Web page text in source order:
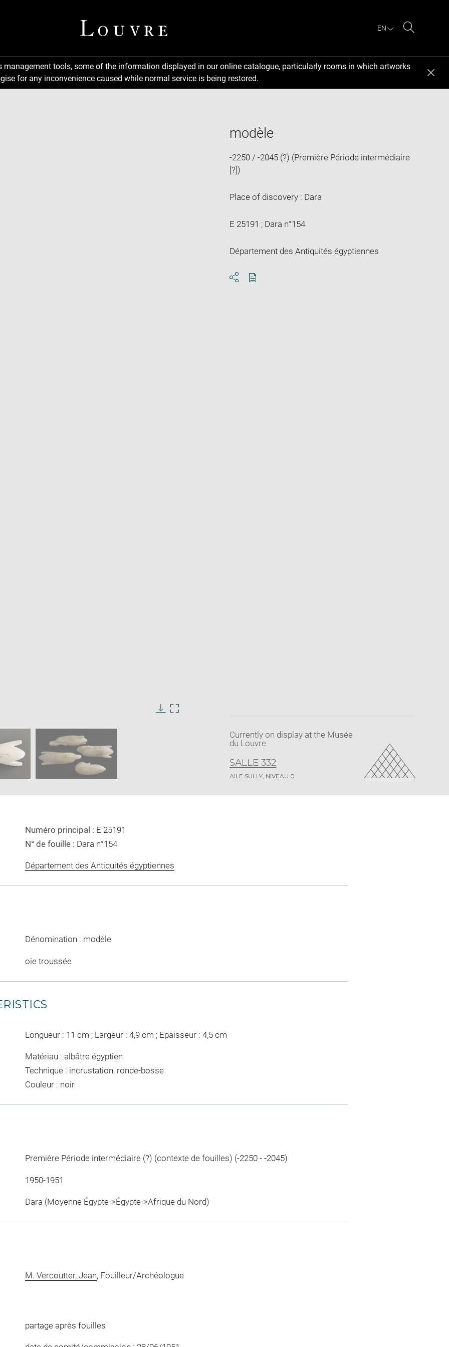
EN
management tools, some of the information displayed in our online catalogue, particularly rooms in which artworks
for any inconvenience caused while normal service is being restored.
modèle
-2250 / -2045 (?) (Première Période intermédiaire
[?])
Place of discovery : Dara
E 25191 ; Dara n°154
Département des Antiquités égyptiennes
Currently on display at the Musée
du Louvre
SALLE 332
AILE SULLY, NIVEAU 0
Numéro principal : E 25191
N° de fouille : Dara n°154
Département des Antiquités égyptiennes
Dénomination : modèle
oie troussée
Longueur : 11 cm ; Largeur : 4,9 cm ; Epaisseur : 4,5 cm
Matériau : albâtre égyptien
Technique : incrustation, ronde-bosse
Couleur : noir
Première Période intermédiaire (?) (contexte de fouilles) (-2250 - -2045)
1950-1951
Dara (Moyenne Égypte->Égypte->Afrique du Nord)
M. Vercoutter, Jean, Fouilleur/Archéologue
partage après fouilles